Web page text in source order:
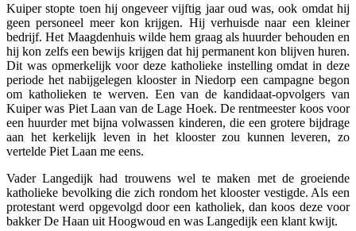
Kuiper stopte toen hij ongeveer vijftig jaar oud was, ook omdat hij
geen personeel meer kon krijgen. Hij verhuisde naar een kleiner
bedrijf. Het Maagdenhuis wilde hem graag als huurder behouden en
hij kon zelfs een bewijs krijgen dat hij permanent kon blijven huren.
Dit was opmerkelijk voor deze katholieke instelling omdat in deze
periode het nabijgelegen klooster in Niedorp een campagne begon
om katholieken te werven. Een van de kandidaat-opvolgers van
Kuiper was Piet Laan van de Lage Hoek. De rentmeester koos voor
een huurder met bijna volwassen kinderen, die een grotere bijdrage
aan het kerkelijk leven in het klooster zou kunnen leveren, zo
vertelde Piet Laan me eens.
Vader Langedijk had trouwens wel te maken met de groeiende
katholieke bevolking die zich rondom het klooster vestigde. Als een
protestant werd opgevolgd door een katholiek, dan koos deze voor
bakker De Haan uit Hoogwoud en was Langedijk een klant kwijt.